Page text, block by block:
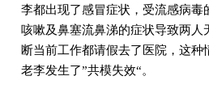
李都出现了感冒症状，受流感病毒
咳嗽及鼻塞流鼻涕的症状导致两人
断当前工作都请假去了医院，这种
老李发生了”共模失效“。